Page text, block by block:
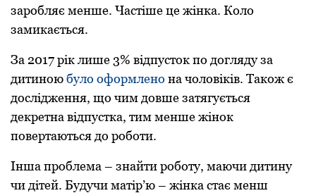
заробляє менше. Частіше це жінка. Коло
замикається.
За 2017 рік лише 3% відпусток по догляду за
дитиноюбуло оформлено на чоловіків. Також є
дослідження, що чим довше затягується
декретна відпустка, тим менше жінок
повертаються до роботи.
Інша проблема – знайти роботу, маючи дитину
чи дітей. Будучи матір’ю – жінка стає менш